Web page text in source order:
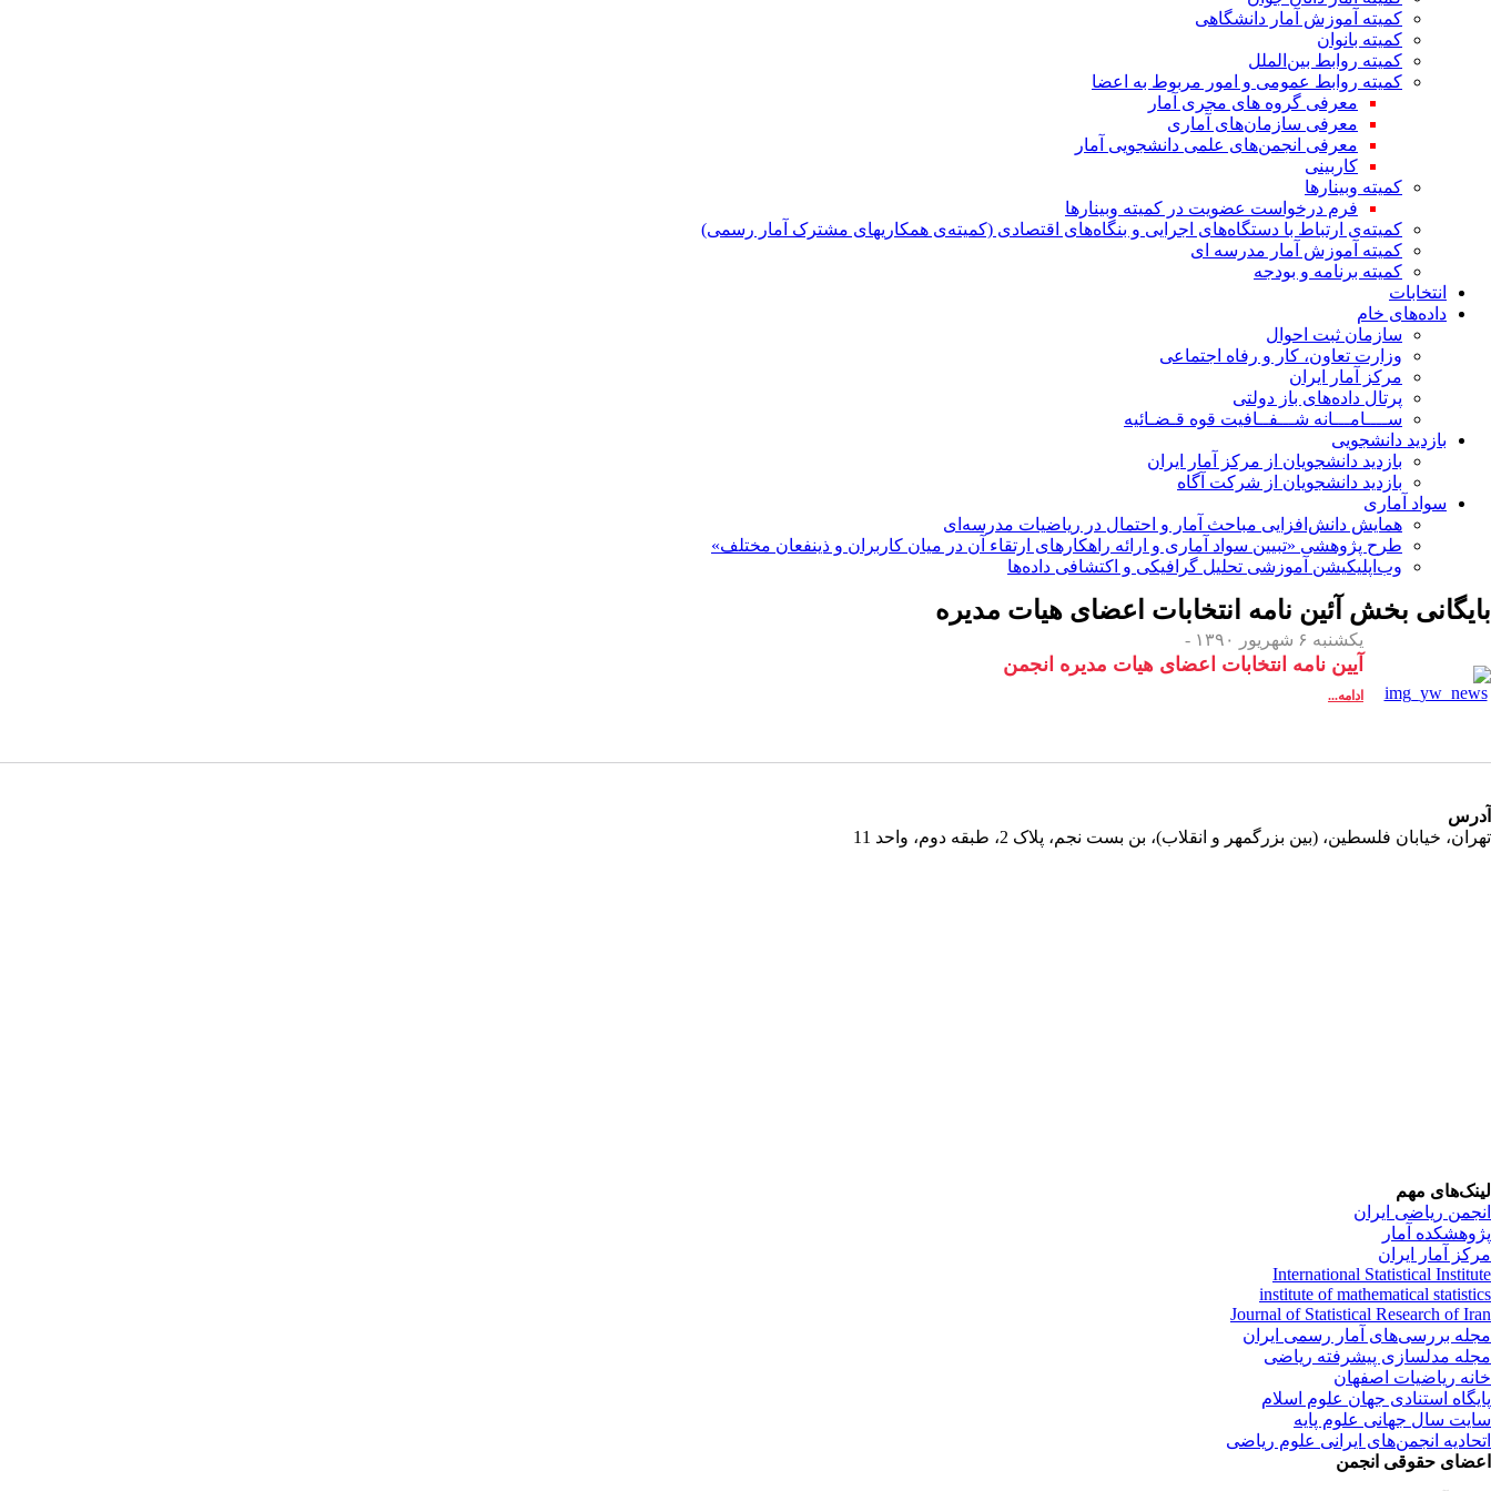
کمیته آموزش آمار دانشگاهی
کمیته بانوان
کمیته روابط بین‌الملل
کمیته روابط عمومی و امور مربوط به اعضا
معرفی گروه های مجری آمار
معرفی سازمان‌های آماری
معرفی انجمن‌های علمی دانشجویی آمار
کاربینی
کمیته وبینارها
فرم درخواست عضویت در کمیته وبینارها
کمیته‌ی ارتباط با دستگاه‌های اجرایی و بنگاه‌های اقتصادی (کمیته‌ی همکاریهای مشترک آمار رسمی)
کمیته آموزش آمار مدرسه ای
کمیته برنامه و بودجه
انتخابات
داده‌های خام
سازمان ثبت احوال
وزارت تعاون، کار و رفاه اجتماعی
مرکز آمار ایران
پرتال داده‌های باز دولتی
ســــامـــانه شـــفــافیت قوه قـضـائیه
بازدید دانشجویی
بازدید دانشجویان از مرکز آمار ایران
بازدید دانشجویان از شرکت آگاه
سواد آماری
همایش دانش‌افزایی مباحث آمار و احتمال در ریاضیات مدرسه‌ای
طرح پژوهشی «تبیین سواد آماری و ارائه راهکارهای ارتقاء آن در میان کاربران و ذینفعان مختلف»
وب‌اپلیکیشن آموزشی تحلیل گرافیکی و اکتشافی داده‌ها
بایگانی بخش آئین نامه انتخابات اعضای هیات مدیره
یکشنبه ۶ شهریور ۱۳۹۰ -
آیین نامه انتخابات اعضای هیات مدیره انجمن
ادامه...
آدرس
تهران، خیابان فلسطین، (بین بزرگمهر و انقلاب)، بن بست نجم، پلاک 2، طبقه دوم، واحد 11
لینک‌های مهم
انجمن ریاضی ایران
پژوهشکده آمار
مرکز آمار ایران
International Statistical Institute
institute of mathematical statistics
Journal of Statistical Research of Iran
مجله بررسی‌های آمار رسمی ایران
مجله مدلسازی پیشرفته ریاضی
خانه ریاضیات اصفهان
پایگاه استنادی جهان علوم اسلام
سایت سال جهانی علوم پایه
اتحادیه انجمن‌های ایرانی علوم ریاضی
اعضای حقوقی انجمن